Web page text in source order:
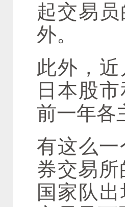
起交易
外。
此外，
日本股
前一年各
有这么
券交易
国家队